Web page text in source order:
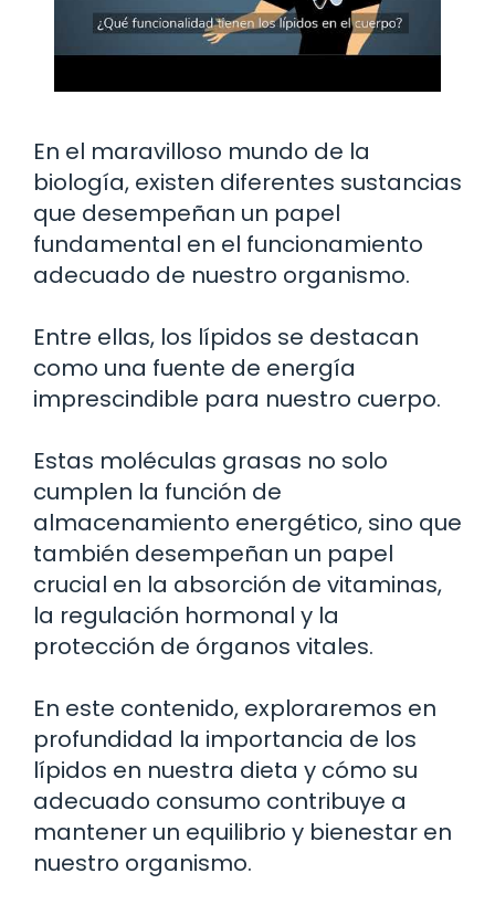
En el maravilloso mundo de la
biología, existen diferentes sustancias
que desempeñan un papel
fundamental en el funcionamiento
adecuado de nuestro organismo.
Entre ellas, los lípidos se destacan
como una fuente de energía
imprescindible para nuestro cuerpo.
Estas moléculas grasas no solo
cumplen la función de
almacenamiento energético, sino que
también desempeñan un papel
crucial en la absorción de vitaminas,
la regulación hormonal y la
protección de órganos vitales.
En este contenido, exploraremos en
profundidad la importancia de los
lípidos en nuestra dieta y cómo su
adecuado consumo contribuye a
mantener un equilibrio y bienestar en
nuestro organismo.